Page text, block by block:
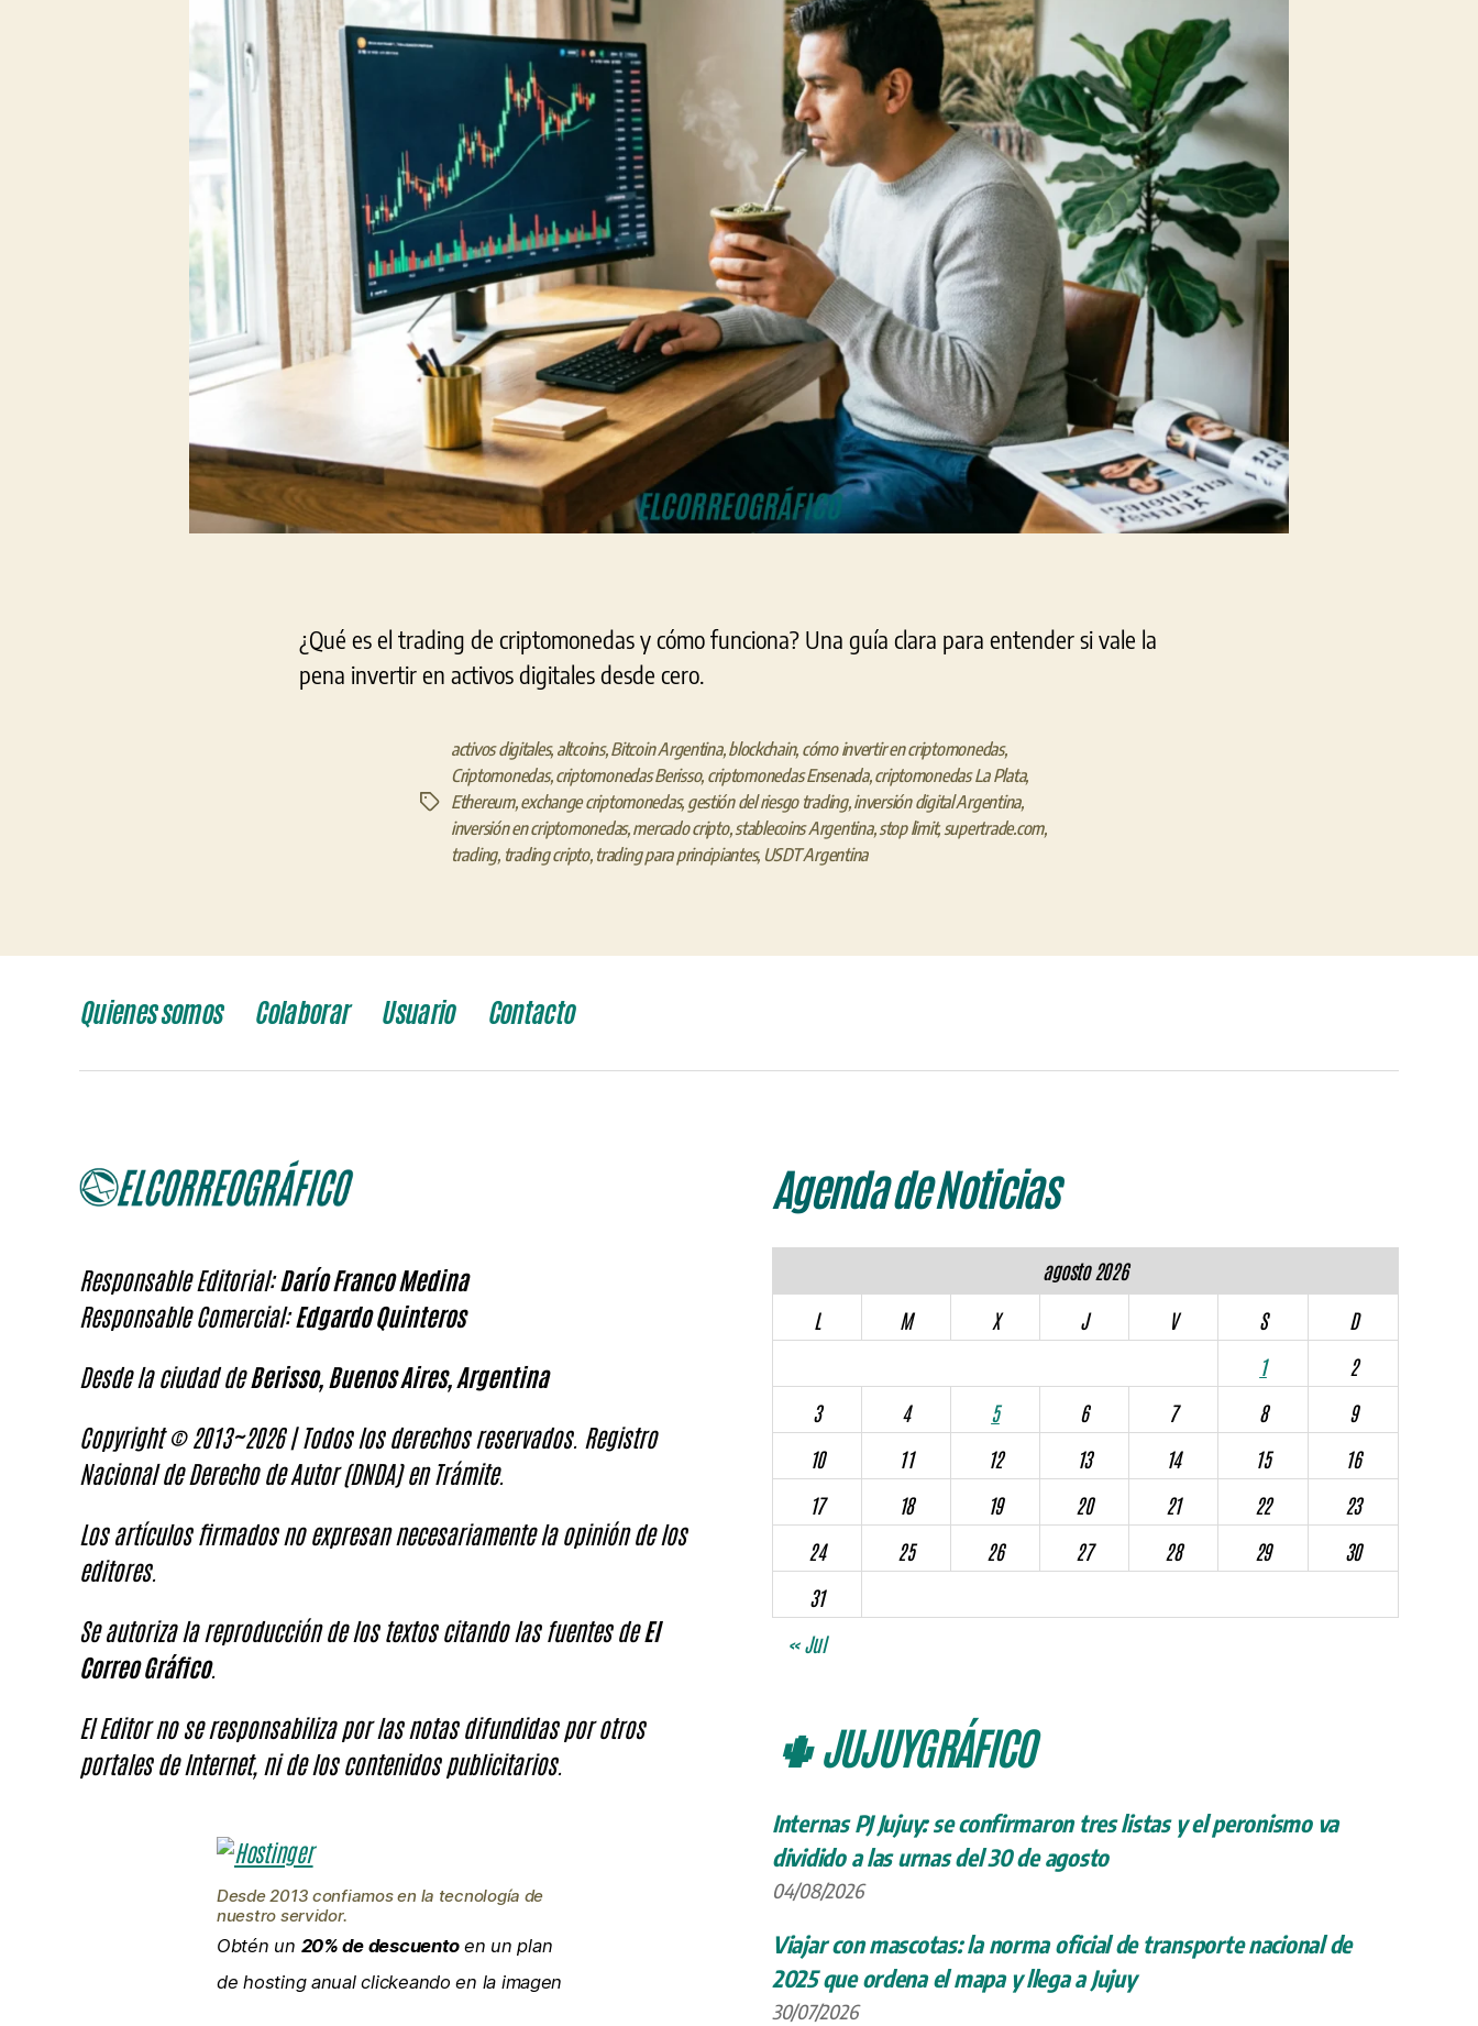
¿Qué es el trading de criptomonedas y cómo funciona? Una guía clara para entender si vale la
pena invertir en activos digitales desde cero.
Etiquetas
activos digitales, altcoins,Bitcoin Argentina,blockchain, cómo invertir en criptomonedas,
Criptomonedas,criptomonedas Berisso, criptomonedas Ensenada,criptomonedas La Plata,
Ethereum,exchange criptomonedas, gestión del riesgo trading,inversión digital Argentina,
inversión en criptomonedas,mercado cripto,stablecoins Argentina,stop limit,supertrade.com,
trading, trading cripto, trading para principiantes, USDT Argentina
Quienes somos Colaborar Usuario Contacto
Responsable Editorial:Darío Franco Medina
Responsable Comercial:Edgardo Quinteros
Desde la ciudad deBerisso, Buenos Aires, Argentina
Copyright © 2013~2026 | Todos los derechos reservados. Registro
Nacional de Derecho de Autor (DNDA) en Trámite.
Los artículos firmados no expresan necesariamente la opinión de los
editores.
Se autoriza la reproducción de los textos citando las fuentes deEl
Correo Gráfico.
El Editor no se responsabiliza por las notas difundidas por otros
portales de Internet, ni de los contenidos publicitarios.
Desde 2013 confiamos en la tecnología de
nuestro servidor.
Obtén un 20% de descuentoen un plan
de hosting anual clickeando en la imagen
Agenda de Noticias
agosto 2026
L
M X J V S
D
1
2
3
4 5 6 7 8
9
10
11 12 13 14 15
16
17
18 19 20 21 22
23
24
25 26 27 28 29
30
31
« Jul
🌵 JUJUYGRÁFICO
Internas PJ Jujuy: se confirmaron tres listas y el peronismo va
dividido a las urnas del 30 de agosto
04/08/2026
Viajar con mascotas: la norma oficial de transporte nacional de
2025 que ordena el mapa y llega a Jujuy
30/07/2026